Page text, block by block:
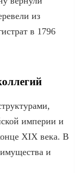
из
в 1796
империи и
XIX века. В
и